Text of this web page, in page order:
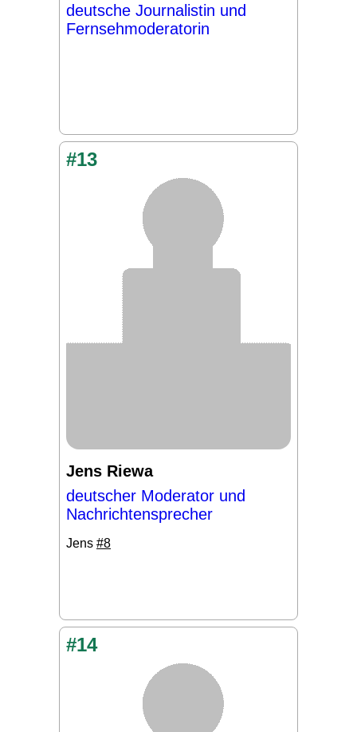
deutsche Journalistin und
Fernsehmoderatorin
#13
Jens Riewa
deutscher Moderator und
Nachrichtensprecher
Jens #8
#14